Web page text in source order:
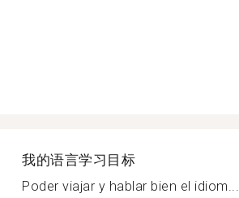
我的语言学习目标
Poder viajar y hablar bien el idiom...